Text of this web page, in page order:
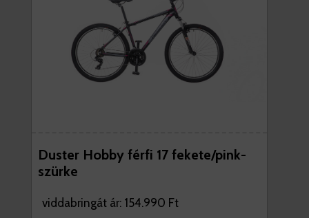
Duster Hobby férfi 17 fekete/pink-
szürke
viddabringát ár: 154.990 Ft